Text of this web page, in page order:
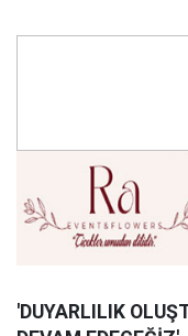
'DUYARLILIK OLUŞ